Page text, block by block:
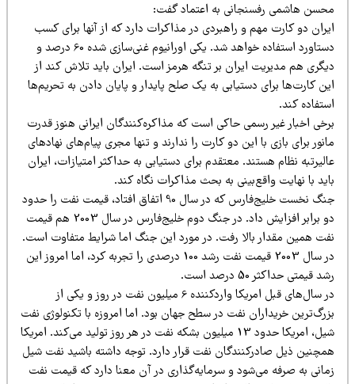
هاشمی رفسنجانی به اعتماد گفت:
دو کارت مهم و راهبردی در مذاکرات دارد که از آنها برای کسب
دستاورد استفاده خواهد شد. یکی اورانیوم غنی‌سازی شده 60 درصد و
هم مدیریت ایران بر تنگه هرمز است. ایران باید تلاش کند از
کارت‌ها برای دستیابی به یک صلح پایدار و پایان دادن به تحریم‌ها
کند.
اخبار غیر رسمی حاکی است که مذاکره‌کنندگان ایرانی هنوز قدرت
برای بازی با این دو کارت را ندارند و تنها مجری پیام‌های نهادهای
نظام هستند. معتقدم برای دستیابی به حداکثر امتیازات، ایران
با نهایت واقع‌بینی به بحث مذاکرات نگاه کند.
جنگ نخست خلیج‌فارس که در سال 90 اتفاق افتاد، قیمت نفت را حدود
دو برابر افزایش داد. در جنگ دوم خلیج‌فارس در سال 2003 هم قیمت
همین مقدار بالا رفت. در مورد این جنگ اما شرایط متفاوت است.
در سال 2003 قیمت نفت رشد 100 درصدی را تجربه کرد، اما امروز این
قیمتی حداکثر 50 درصد است.
در سال‌های قبل امریکا واردکننده 6 میلیون نفت در روز و یکی از
خریداران نفت در سطح جهان بود. اما امروزه با تکنولوژی نفت
شیل، امریکا حدود 13 میلیون بشکه نفت در هر روز تولید می‌کند. امریکا
ذیل صادرکنندگان نفت قرار دارد. توجه داشته باشید نفت شیل
به صرفه می‌شود و سرمایه‌گذاری در آن معنا دارد که قیمت نفت